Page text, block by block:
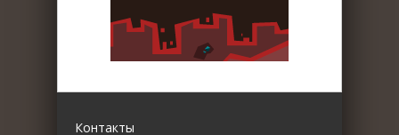
Контакты